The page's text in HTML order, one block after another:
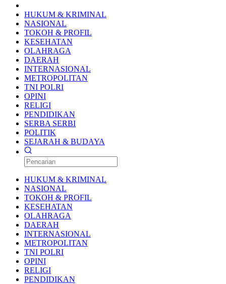
HUKUM & KRIMINAL
NASIONAL
TOKOH & PROFIL
KESEHATAN
OLAHRAGA
DAERAH
INTERNASIONAL
METROPOLITAN
TNI POLRI
OPINI
RELIGI
PENDIDIKAN
SERBA SERBI
POLITIK
SEJARAH & BUDAYA
HUKUM & KRIMINAL
NASIONAL
TOKOH & PROFIL
KESEHATAN
OLAHRAGA
DAERAH
INTERNASIONAL
METROPOLITAN
TNI POLRI
OPINI
RELIGI
PENDIDIKAN